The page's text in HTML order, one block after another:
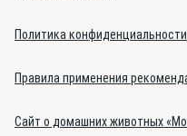
Политика конфиденциальности
Правила применения
Сайт о домашних животных